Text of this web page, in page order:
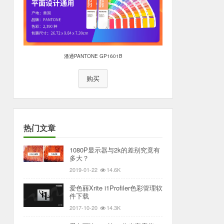
潘通PANTONE GP1601B
购买
热门文章
1080P显示器与2k的差别究竟有
多大？
2019-01-22 14.6K
爱色丽Xrite i1Profiler色彩管理软
件下载
2017-10-20 14.3K